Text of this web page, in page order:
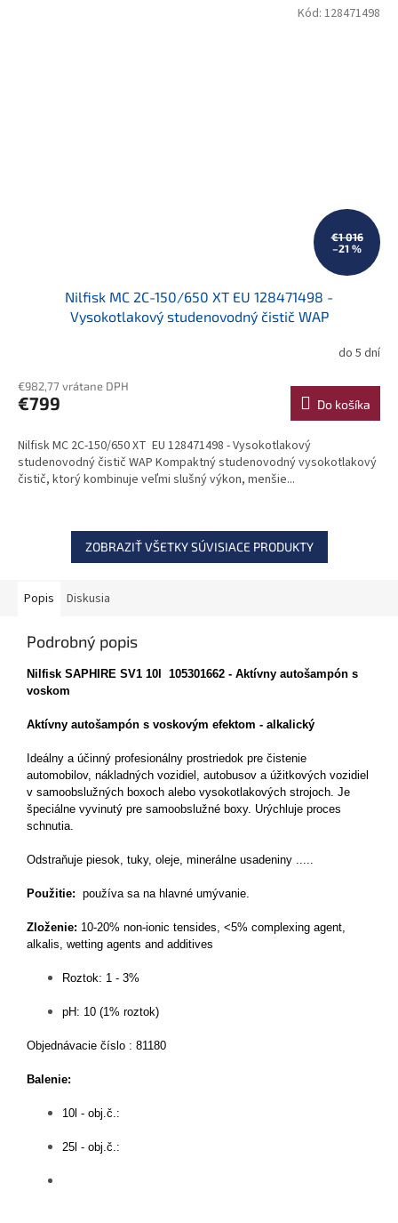
€1 016
–21 %
Nilfisk MC 2C-150/650 XT EU 128471498 -
Vysokotlakový studenovodný čistič WAP
do 5 dní
€982,77 vrátane DPH
€799 Do košíka
Nilfisk MC 2C-150/650 XT EU 128471498 - Vysokotlakový
studenovodný čistič WAP Kompaktný studenovodný vysokotlakový
čistič, ktorý kombinuje veľmi slušný výkon, menšie...
Kód: 128471498
ZOBRAZIŤ VŠETKY SÚVISIACE PRODUKTY
Popis Diskusia
Podrobný popis
Nilfisk SAPHIRE SV1 10l 105301662 - Aktívny autošampón s
voskom
Aktívny autošampón s voskovým efektom - alkalický
Ideálny a účinný profesionálny prostriedok pre čistenie
automobilov, nákladných vozidiel, autobusov a úžitkových vozidiel
v samoobslužných boxoch alebo vysokotlakových strojoch. Je
špeciálne vyvinutý pre samoobslužné boxy. Urýchluje proces
schnutia.
Odstraňuje piesok, tuky, oleje, minerálne usadeniny .....
Použitie: používa sa na hlavné umývanie.
Zloženie: 10-20% non-ionic tensides, <5% complexing agent,
alkalis, wetting agents and additives
Roztok: 1 - 3%
pH: 10 (1% roztok)
Objednávacie číslo : 81180
Balenie:
10l - obj.č.:
25l - obj.č.: